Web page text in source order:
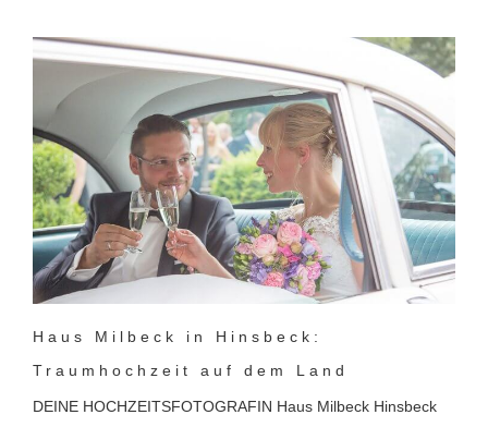
Haus Milbeck in Hinsbeck:
Traumhochzeit auf dem Land
DEINE HOCHZEITSFOTOGRAFIN Haus Milbeck Hinsbeck